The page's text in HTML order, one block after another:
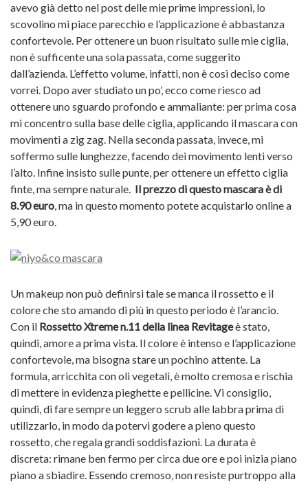
avevo già detto nel post delle mie prime impressioni, lo
scovolino mi piace parecchio e l’applicazione è abbastanza
confortevole. Per ottenere un buon risultato sulle mie ciglia,
non è sufficente una sola passata, come suggerito
dall’azienda. L’effetto volume, infatti, non è così deciso come
vorrei. Dopo aver studiato un po’, ecco come riesco ad
ottenere uno sguardo profondo e ammaliante: per prima cosa
mi concentro sulla base delle ciglia, applicando il mascara con
movimenti a zig zag. Nella seconda passata, invece, mi
soffermo sulle lunghezze, facendo dei movimento lenti verso
l’alto. Infine insisto sulle punte, per ottenere un effetto ciglia
finte, ma sempre naturale. Il prezzo di questo mascara è di
8.90 euro, ma in questo momento potete acquistarlo online a
5,90 euro.
Un makeup non può definirsi tale se manca il rossetto e il
colore che sto amando di più in questo periodo è l’arancio.
Con il Rossetto Xtreme n.11 della linea Revitageè stato,
quindi, amore a prima vista. Il colore è intenso e l’applicazione
confortevole, ma bisogna stare un pochino attente. La
formula, arricchita con oli vegetali, è molto cremosa e rischia
di mettere in evidenza pieghette e pellicine. Vi consiglio,
quindi, di fare sempre un leggero scrub alle labbra prima di
utilizzarlo, in modo da potervi godere a pieno questo
rossetto, che regala grandi soddisfazioni. La durata è
discreta: rimane ben fermo per circa due ore e poi inizia piano
piano a sbiadire. Essendo cremoso, non resiste purtroppo alla